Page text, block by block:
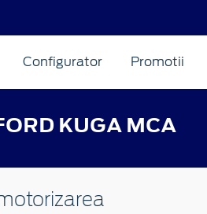
Configurator Promotii
KUGA MCA